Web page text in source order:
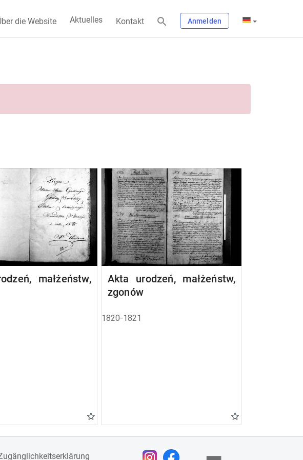
die Website Aktuelles Kontakt Anmelden
małżeństw,
Akta urodzeń, małżeństw,
zgonów
1820-1821